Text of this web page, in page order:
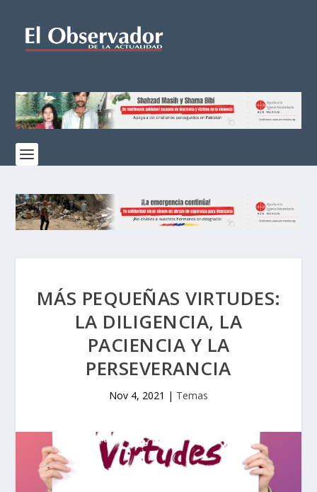
MÁS PEQUEÑAS VIRTUDES:
LA DILIGENCIA, LA
PACIENCIA Y LA
PERSEVERANCIA
Nov 4, 2021 | Temas